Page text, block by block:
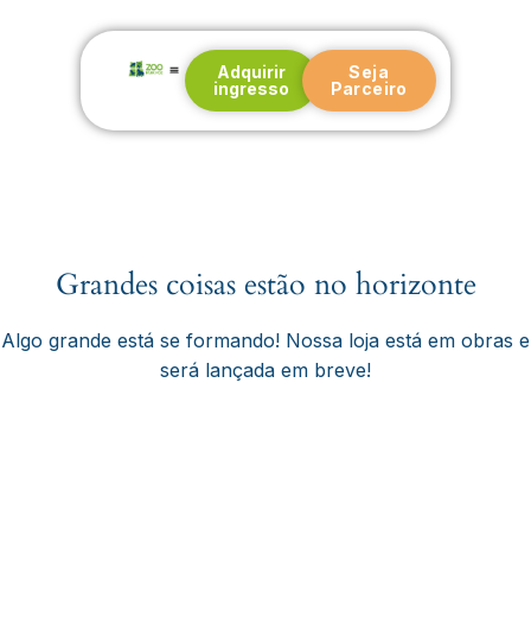
Adquirir
ingresso
Seja
Parceiro
Grandes coisas estão no horizonte
Algo grande está se formando! Nossa loja está em obras e
será lançada em breve!